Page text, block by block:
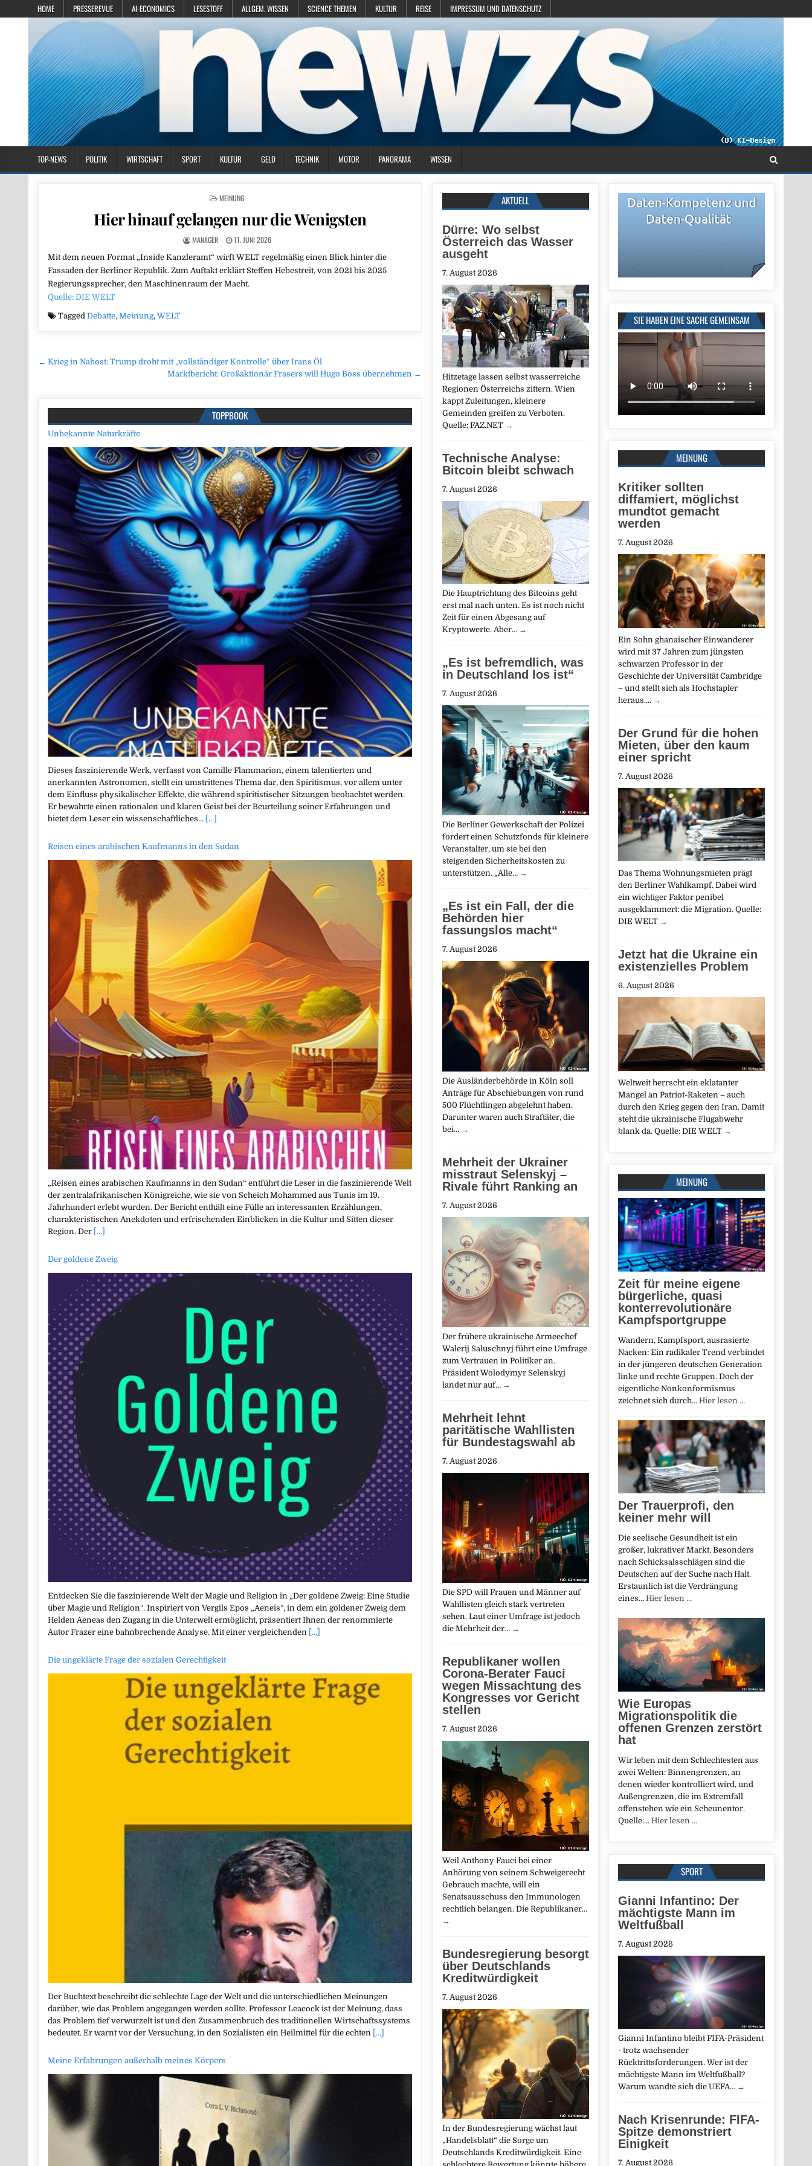
HOME PRESSEREVUE AI-ECONOMICS LESESTOFF ALLGEM. WISSEN SCIENCE THEMEN KULTUR REISE IMPRESSUM UND DATENSCHUTZ
TOP-NEWS POLITIK WIRTSCHAFT SPORT KULTUR GELD TECHNIK MOTOR PANORAMA WISSEN
POSTED IN
MEINUNG
Hier hinauf gelangen nur die Wenigsten
MANAGER 11. JUNI 2026
Mit dem neuen Format „Inside Kanzleramt“ wirft WELT regelmäßig einen Blick hinter die
Fassaden der Berliner Republik. Zum Auftakt erklärt Steffen Hebestreit, von 2021 bis 2025
Regierungssprecher, den Maschinenraum der Macht.
Quelle: DIE WELT
TaggedDebatte,Meinung,WELT
Beitragsnavigation
← Krieg in Nahost: Trump droht mit „vollständiger Kontrolle“ über Irans Öl
Marktbericht: Großaktionär Frasers will Hugo Boss übernehmen →
TOPPBOOK
Unbekannte Naturkräfte
Dieses faszinierende Werk, verfasst von Camille Flammarion, einem talentierten und
anerkannten Astronomen, stellt ein umstrittenes Thema dar, den Spiritismus, vor allem unter
dem Einfluss physikalischer Effekte, die während spiritistischer Sitzungen beobachtet werden.
Er bewahrte einen rationalen und klaren Geist bei der Beurteilung seiner Erfahrungen und
bietet dem Leser ein wissenschaftliches… [...]
Reisen eines arabischen Kaufmanns in den Sudan
„Reisen eines arabischen Kaufmanns in den Sudan“ entführt die Leser in die faszinierende Welt
der zentralafrikanischen Königreiche, wie sie von Scheich Mohammed aus Tunis im 19.
Jahrhundert erlebt wurden. Der Bericht enthält eine Fülle an interessanten Erzählungen,
charakteristischen Anekdoten und erfrischenden Einblicken in die Kultur und Sitten dieser
Region. Der [...]
Der goldene Zweig
Entdecken Sie die faszinierende Welt der Magie und Religion in „Der goldene Zweig: Eine Studie
über Magie und Religion“. Inspiriert von Vergils Epos „Aeneis“, in dem ein goldener Zweig dem
Helden Aeneas den Zugang in die Unterwelt ermöglicht, präsentiert Ihnen der renommierte
Autor Frazer eine bahnbrechende Analyse. Mit einer vergleichenden [...]
Die ungeklärte Frage der sozialen Gerechtigkeit
Der Buchtext beschreibt die schlechte Lage der Welt und die unterschiedlichen Meinungen
darüber, wie das Problem angegangen werden sollte. Professor Leacock ist der Meinung, dass
das Problem tief verwurzelt ist und den Zusammenbruch des traditionellen Wirtschaftssystems
bedeutet. Er warnt vor der Versuchung, in den Sozialisten ein Heilmittel für die echten [...]
Meine Erfahrungen außerhalb meines Körpers
SIE HABEN EINE SACHE GEMEINSAM
MEINUNG
Kritiker sollten
diffamiert, möglichst
mundtot gemacht
werden
7. August 2026
Ein Sohn ghanaischer Einwanderer
wird mit 37 Jahren zum jüngsten
schwarzen Professor in der
Geschichte der Universität Cambridge
– und stellt sich als Hochstapler
heraus.… →
Der Grund für die hohen
Mieten, über den kaum
einer spricht
7. August 2026
Das Thema Wohnungsmieten prägt
den Berliner Wahlkampf. Dabei wird
ein wichtiger Faktor penibel
ausgeklammert: die Migration. Quelle:
DIE WELT →
Jetzt hat die Ukraine ein
existenzielles Problem
6. August 2026
Weltweit herrscht ein eklatanter
Mangel an Patriot-Raketen – auch
durch den Krieg gegen den Iran. Damit
steht die ukrainische Flugabwehr
blank da. Quelle: DIE WELT →
MEINUNG
Zeit für meine eigene
bürgerliche, quasi
konterrevolutionäre
Kampfsportgruppe
Wandern, Kampfsport, ausrasierte
Nacken: Ein radikaler Trend verbindet
in der jüngeren deutschen Generation
linke und rechte Gruppen. Doch der
eigentliche Nonkonformismus
zeichnet sich durch… Hier lesen …
Der Trauerprofi, den
keiner mehr will
Die seelische Gesundheit ist ein
großer, lukrativer Markt. Besonders
nach Schicksalsschlägen sind die
Deutschen auf der Suche nach Halt.
Erstaunlich ist die Verdrängung
eines… Hier lesen …
Wie Europas
Migrationspolitik die
offenen Grenzen zerstört
hat
Wir leben mit dem Schlechtesten aus
zwei Welten: Binnengrenzen, an
denen wieder kontrolliert wird, und
Außengrenzen, die im Extremfall
offenstehen wie ein Scheunentor.
Quelle:… Hier lesen …
SPORT
Gianni Infantino: Der
mächtigste Mann im
Weltfußball
7. August 2026
Gianni Infantino bleibt FIFA-Präsident
- trotz wachsender
Rücktrittsforderungen. Wer ist der
mächtigste Mann im Weltfußball?
Warum wandte sich die UEFA… →
Nach Krisenrunde: FIFA-
Spitze demonstriert
Einigkeit
7. August 2026
AKTUELL
Dürre: Wo selbst
Österreich das Wasser
ausgeht
7. August 2026
Hitzetage lassen selbst wasserreiche
Regionen Österreichs zittern. Wien
kappt Zuleitungen, kleinere
Gemeinden greifen zu Verboten.
Quelle: FAZ.NET →
Technische Analyse:
Bitcoin bleibt schwach
7. August 2026
Die Haupt­richtung des Bitcoins geht
erst mal nach unten. Es ist noch nicht
Zeit für einen Abgesang auf
Kryptowerte. Aber… →
„Es ist befremdlich, was
in Deutschland los ist“
7. August 2026
Die Berliner Gewerkschaft der Polizei
fordert einen Schutzfonds für kleinere
Veranstalter, um sie bei den
steigenden Sicherheitskosten zu
unterstützen. „Alle… →
„Es ist ein Fall, der die
Behörden hier
fassungslos macht“
7. August 2026
Die Ausländerbehörde in Köln soll
Anträge für Abschiebungen von rund
500 Flüchtlingen abgelehnt haben.
Darunter waren auch Straftäter, die
bei… →
Mehrheit der Ukrainer
misstraut Selenskyj –
Rivale führt Ranking an
7. August 2026
Der frühere ukrainische Armeechef
Walerij Saluschnyj führt eine Umfrage
zum Vertrauen in Politiker an.
Präsident Wolodymyr Selenskyj
landet nur auf… →
Mehrheit lehnt
paritätische Wahllisten
für Bundestagswahl ab
7. August 2026
Die SPD will Frauen und Männer auf
Wahllisten gleich stark vertreten
sehen. Laut einer Umfrage ist jedoch
die Mehrheit der… →
Republikaner wollen
Corona-Berater Fauci
wegen Missachtung des
Kongresses vor Gericht
stellen
7. August 2026
Weil Anthony Fauci bei einer
Anhörung von seinem Schweigerecht
Gebrauch machte, will ein
Senatsausschuss den Immunologen
rechtlich belangen. Die Republikaner…
→
Bundesregierung besorgt
über Deutschlands
Kreditwürdigkeit
7. August 2026
In der Bundesregierung wächst laut
„Handelsblatt“ die Sorge um
Deutschlands Kreditwürdigkeit. Eine